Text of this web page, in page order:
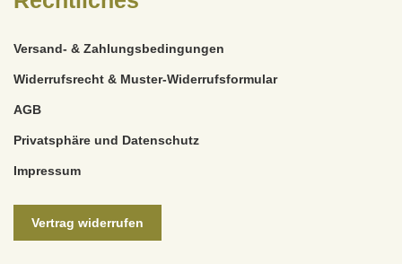
Versand- & Zahlungsbedingungen
Widerrufsrecht & Muster-Widerrufsformular
AGB
Privatsphäre und Datenschutz
Impressum
Vertrag widerrufen